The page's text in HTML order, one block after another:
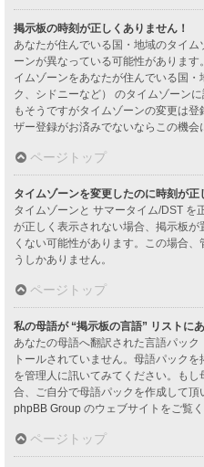
掲示板の時刻が正しくありません！
あなたが住んでいる国・地域のタイ
ーンが異なっている可能性がありま
イムゾーンをあなたが住んでいる国
ク、シドニーなど） のタイムゾーン
もそうですがタイムゾーンの変更は
ザー登録がお済みでないならこの機会
ページトップ
タイムゾーンを変更したのに時刻が正
タイムゾーンと サマータイム/DST を
が正しく表示されない場合、掲示板
くない可能性があります。この場合
うしかありません。
ページトップ
私の母語が “掲示板の言語” リストに
あなたの母語へ翻訳された言語パック
トールされていません。母語パック
を管理人に訊いてみてください。も
合、ご自分で母語パックを作成して頂
phpBB Group のウェブサイトをご覧く
ページトップ